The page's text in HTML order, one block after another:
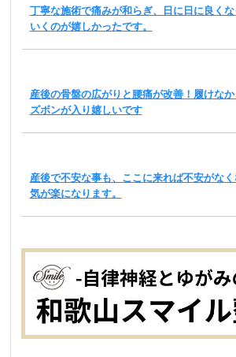
丁寧な施術で痛みが和らぎ、日に日に良くな
いくのが嬉しかったです。
産後の骨盤の広がりと腰痛が改善！履けなか
ズボンが入り嬉しいです
産後で不安な事も、ここに来れば不安がなく
気が楽になります。